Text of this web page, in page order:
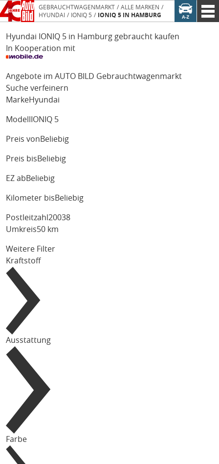
GEBRAUCHTWAGENMARKT
ALLE MARKEN
HYUNDAI
IONIQ 5 IONIQ 5 IN HAMBURG
Hyundai IONIQ 5 in Hamburg gebraucht kaufen
In Kooperation mit
Angebote im AUTO BILD Gebrauchtwagenmarkt
Suche verfeinern
MarkeHyundai
Modell IONIQ 5
Preis von Beliebig
Preis bis Beliebig
EZ ab Beliebig
Kilometer bis Beliebig
Postleitzahl
Umkreis50 km
Weitere Filter
Kraftstoff
Ausstattung
Farbe